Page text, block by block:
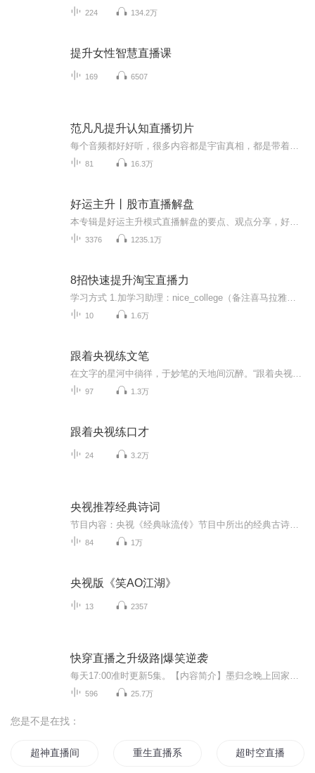
224 134.2万
提升女性智慧直播课
169 6507
范凡凡提升认知直播切片
81 16.3万
好运主升丨股市直播解盘
3376 1235.1万
8招快速提升淘宝直播力
10 1.6万
跟着央视练文笔
97 1.3万
跟着央视练口才
24 3.2万
央视推荐经典诗词
84 1万
央视版《笑AO江湖》
13 2357
快穿直播之升级路|爆笑逆袭
596 25.7万
您是不是在找：
超神直播间 重生直播系统 超时空直播间